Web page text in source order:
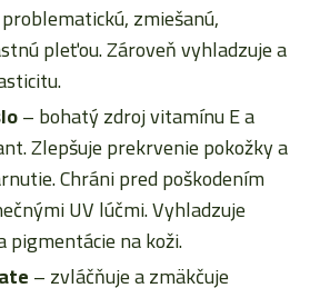
zmiešanú,
pleťou. Zároveň vyhladzuje a
– bohatý zdroj vitamínu E a
Zlepšuje prekrvenie pokožky a
Chráni pred poškodením
UV lúčmi. Vyhladzuje
pigmentácie na koži.
– zvláčňuje a zmäkčuje